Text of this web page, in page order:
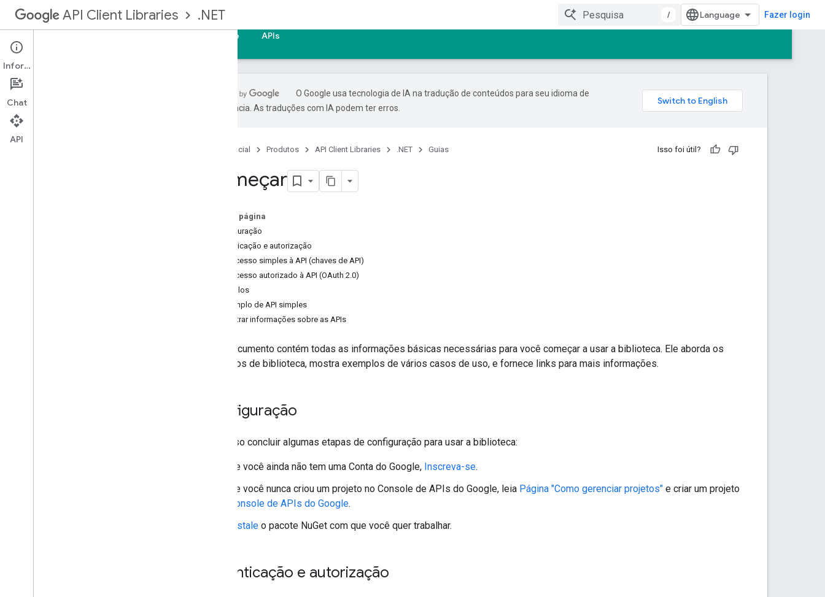
API Client Libraries .NET / Fazer login
Suporte APIs
Começar
O Google usa tecnologia de IA na tradução de conteúdos para seu idioma de
preferência. As traduções com IA podem ter erros.
Página inicial Produtos API Client Libraries .NET Guias Isso foi útil?
Começar
Nesta página
Configuração
Autenticação e autorização
1. Acesso simples à API (chaves de API)
2. Acesso autorizado à API (OAuth 2.0)
Exemplos
Exemplo de API simples
Encontrar informações sobre as APIs
Este documento contém todas as informações básicas necessárias para você começar a usar a biblioteca. Ele aborda os
conceitos de biblioteca, mostra exemplos de vários casos de uso, e fornece links para mais informações.
Configuração
É preciso concluir algumas etapas de configuração para usar a biblioteca:
Se você ainda não tem uma Conta do Google, Inscreva-se.
Se você nunca criou um projeto no Console de APIs do Google, leia Página "Como gerenciar projetos" e criar um projeto
Console de APIs do Google.
Instale o pacote NuGet com que você quer trabalhar.
Autenticação e autorização
Informações
Chat
API